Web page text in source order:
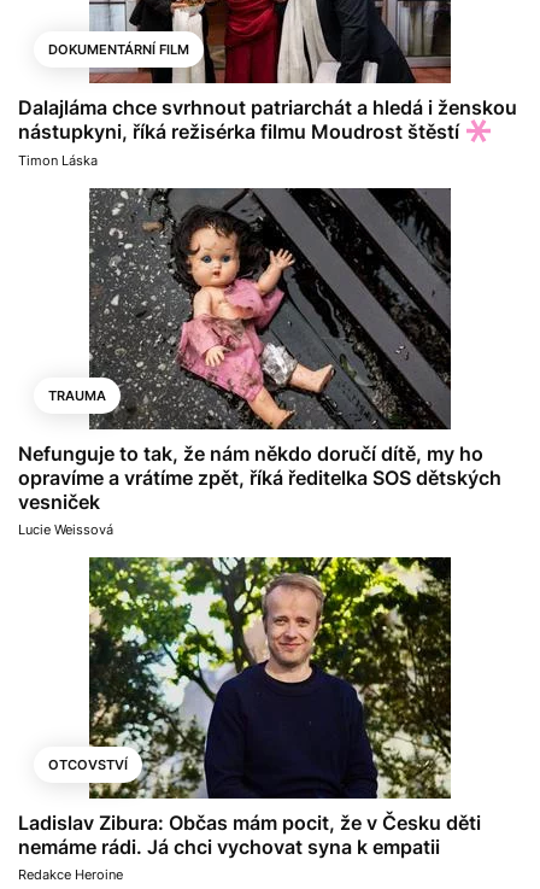
DOKUMENTÁRNÍ FILM
Dalajláma chce svrhnout patriarchát a hledá i ženskou
nástupkyni, říká režisérka filmu Moudrost štěstí
Timon Láska
TRAUMA
Nefunguje to tak, že nám někdo doručí dítě, my ho
opravíme a vrátíme zpět, říká ředitelka SOS dětských
vesniček
Lucie Weissová
OTCOVSTVÍ
Ladislav Zibura: Občas mám pocit, že v Česku děti
nemáme rádi. Já chci vychovat syna k empatii
Redakce Heroine